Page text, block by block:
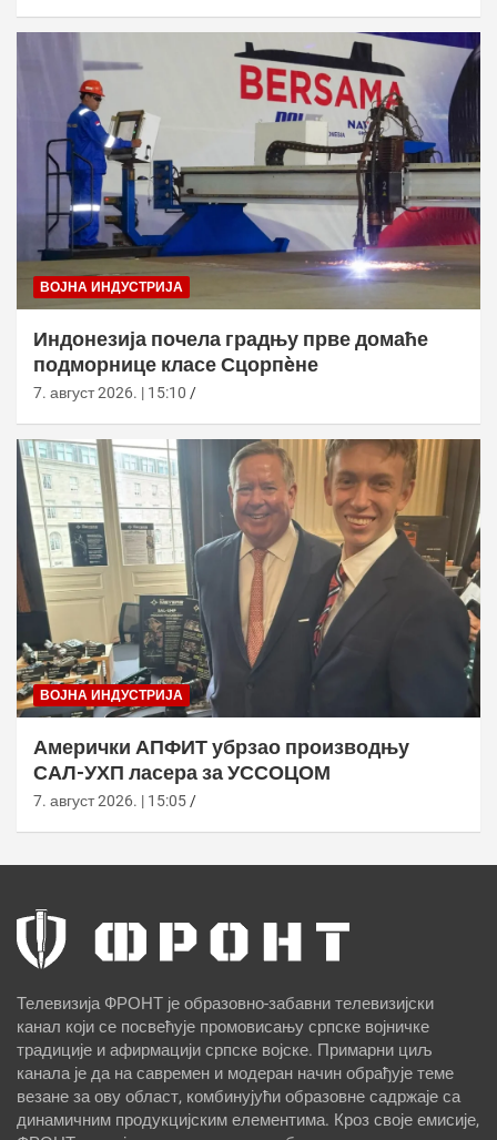
ВОЈНА ИНДУСТРИЈА
Индонезија почела градњу прве домаће
подморнице класе Сцорпèне
7. август 2026. | 15:10
ВОЈНА ИНДУСТРИЈА
Амерички АПФИТ убрзао производњу
САЛ-УХП ласера за УССОЦОМ
7. август 2026. | 15:05
Телевизија ФРОНТ је образовно-забавни телевизијски
канал који се посвећује промовисању српске војничке
традиције и афирмацији српске војске. Примарни циљ
канала је да на савремен и модеран начин обрађује теме
везане за ову област, комбинујући образовне садржаје са
динамичним продукцијским елементима. Кроз своје емисије,